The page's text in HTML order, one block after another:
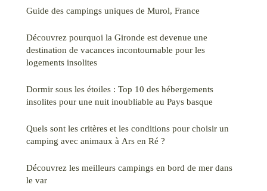
Guide des campings uniques de Murol, France
Découvrez pourquoi la Gironde est devenue une
destination de vacances incontournable pour les
logements insolites
Dormir sous les étoiles : Top 10 des hébergements
insolites pour une nuit inoubliable au Pays basque
Quels sont les critères et les conditions pour choisir un
camping avec animaux à Ars en Ré ?
Découvrez les meilleurs campings en bord de mer dans
le var